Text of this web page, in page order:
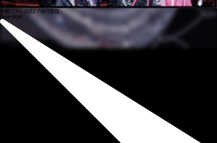
全国ツアー2022「地元凱旋」
View More